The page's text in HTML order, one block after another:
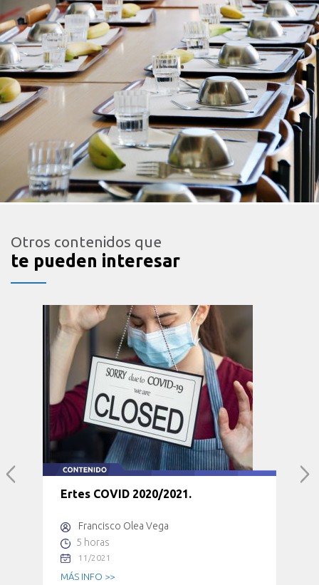
Otros contenidos que
te pueden interesar
Ertes COVID 2020/2021.
Francisco Olea Vega
5 horas
11/2021
MÁS INFO >>